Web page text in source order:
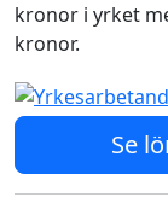
kronor i yrket
kronor.
Se